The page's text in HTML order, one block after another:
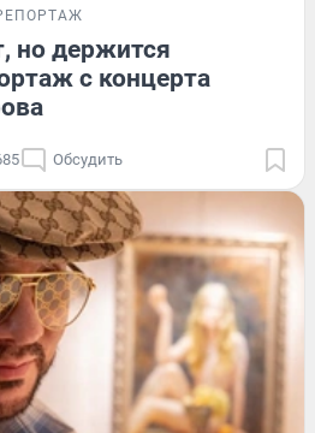
но держится
с концерта
Обсудить